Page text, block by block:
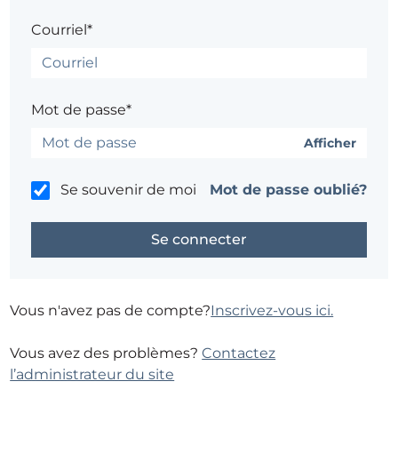
Courriel*
Mot de passe*
Afficher
Se souvenir de moi Mot de passe oublié?
Vous n'avez pas de compte?Inscrivez-vous ici.
Vous avez des problèmes?Contactez
l’administrateur du site